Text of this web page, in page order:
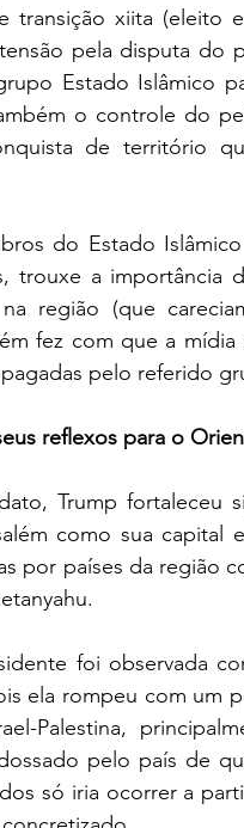
transição xiita (eleito
pela disputa do
Estado Islâmico
o controle do
de território
do Estado
trouxe a importância
região (que
fez com que a mídia
pelo referido
reflexos para o
Trump fortaleceu
como sua capital
por países da região
foi observada
ela rompeu com um
Palestina,
pelo país de
só iria ocorrer a